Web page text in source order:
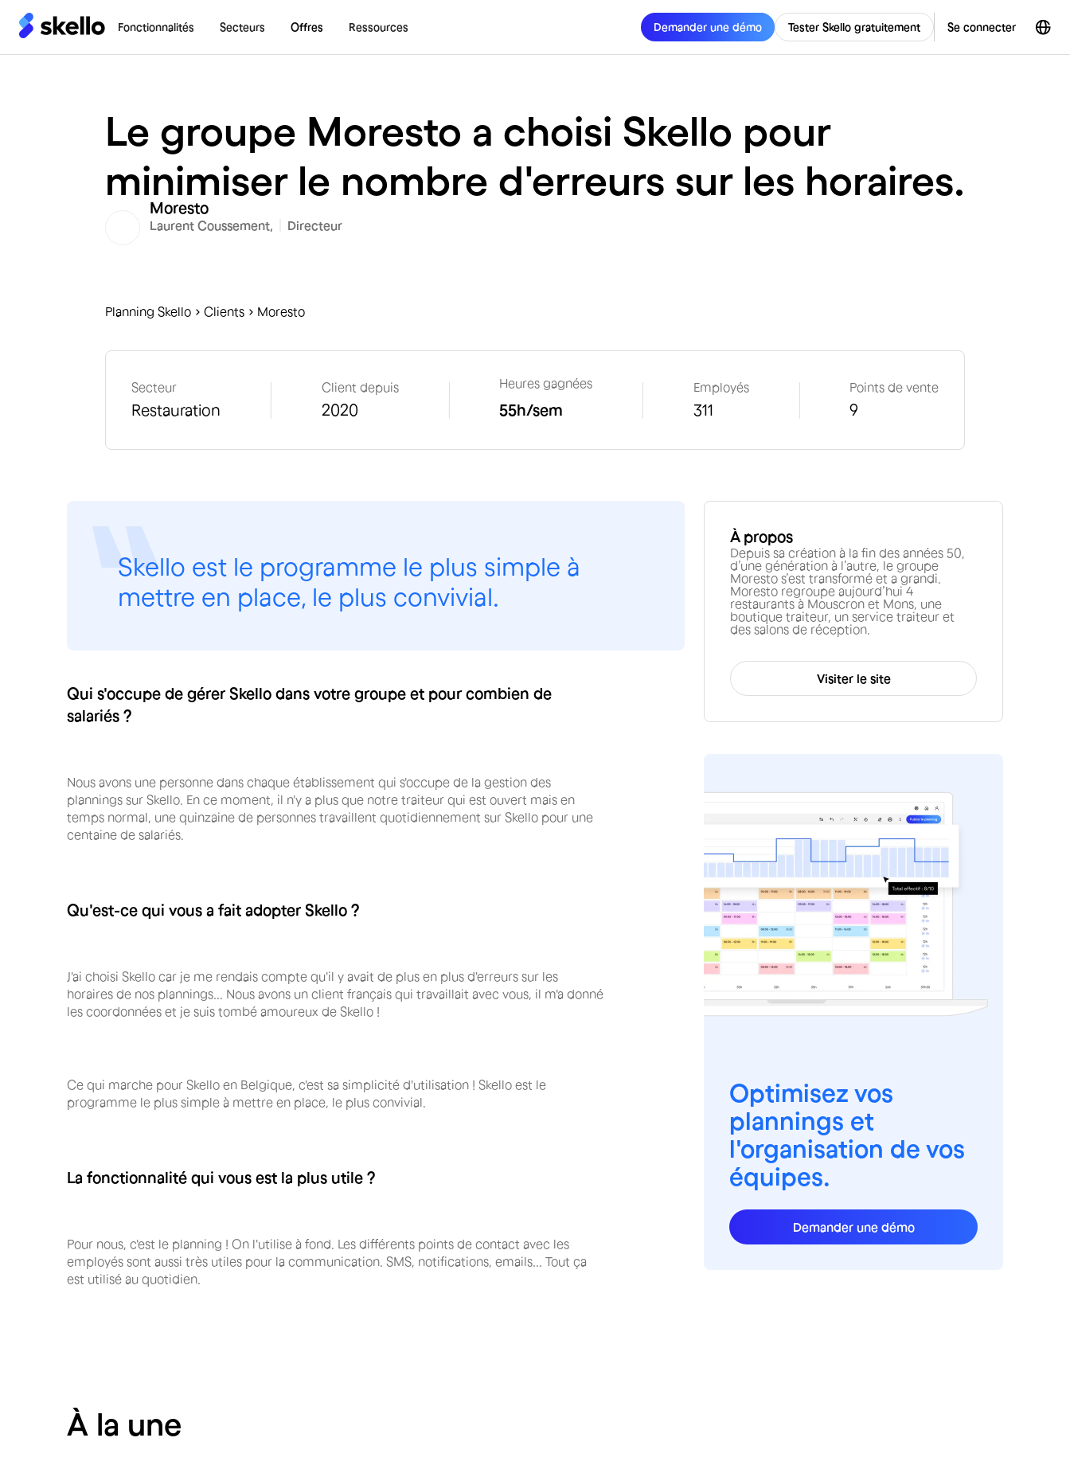
Fonctionnalités Secteurs Offres Ressources Demander une démo Tester Skello gratuitement Se connecter
Le groupe Moresto a choisi Skello pour
minimiser le nombre d'erreurs sur les horaires.
Moresto
Laurent Coussement, Directeur
Planning Skello Clients Moresto
Secteur
Restauration
Client depuis
2020
Heures gagnées
55h/sem
Employés
311
Points de vente
9
Skello est le programme le plus simple à
mettre en place, le plus convivial.
Qui s'occupe de gérer Skello dans votre groupe et pour combien de
salariés ?
Nous avons une personne dans chaque établissement qui s'occupe de la gestion des
plannings sur Skello. En ce moment, il n'y a plus que notre traiteur qui est ouvert mais en
temps normal, une quinzaine de personnes travaillent quotidiennement sur Skello pour une
centaine de salariés.
Qu'est-ce qui vous a fait adopter Skello ?
J'ai choisi Skello car je me rendais compte qu'il y avait de plus en plus d'erreurs sur les
horaires de nos plannings... Nous avons un client français qui travaillait avec vous, il m'a donné
les coordonnées et je suis tombé amoureux de Skello !
Ce qui marche pour Skello en Belgique, c'est sa simplicité d'utilisation ! Skello est le
programme le plus simple à mettre en place, le plus convivial.
La fonctionnalité qui vous est la plus utile ?
Pour nous, c'est le planning ! On l'utilise à fond. Les différents points de contact avec les
employés sont aussi très utiles pour la communication. SMS, notifications, emails... Tout ça
est utilisé au quotidien.
À propos
Depuis sa création à la fin des années 50,
d’une génération à l’autre, le groupe
Moresto s’est transformé et a grandi.
Moresto regroupe aujourd’hui 4
restaurants à Mouscron et Mons, une
boutique traiteur, un service traiteur et
des salons de réception.
Visiter le site
Optimisez vos
plannings et
l'organisation de vos
équipes.
Demander une démo
À la une